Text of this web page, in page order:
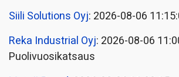
Siili Solutions Oyj: 2026-08-06
Reka Industrial Oyj: 2026-08-06
Puolivuosikatsaus